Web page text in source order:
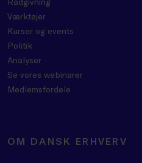
Værktøjer
Kurser og events
Politik
Analyser
Se vores webinarer
Medlemsfordele
OM DANSK ERHVERV